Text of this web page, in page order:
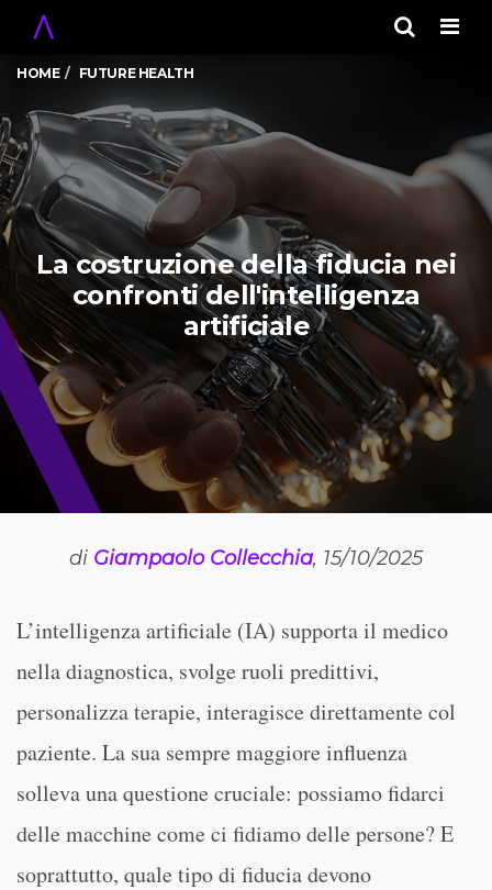
HOME FUTURE HEALTH
La costruzione della fiducia nei
confronti dell'intelligenza
artificiale
di Giampaolo Collecchia, 15/10/2025
L’intelligenza artificiale (IA) supporta il medico
nella diagnostica, svolge ruoli predittivi,
personalizza terapie, interagisce direttamente col
paziente. La sua sempre maggiore influenza
solleva una questione cruciale: possiamo fidarci
delle macchine come ci fidiamo delle persone? E
soprattutto, quale tipo di fiducia devono